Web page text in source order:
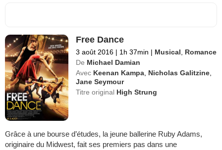
Free Dance
3 août 2016 | 1h 37min | Musical
Romance
De Michael Damian
Avec Keenan Kampa Nicholas Galitzine
Jane Seymour
Titre original High Strung
Grâce à une bourse d’études, la jeune ballerine Ruby Adams,
originaire du Midwest, fait ses premiers pas dans une